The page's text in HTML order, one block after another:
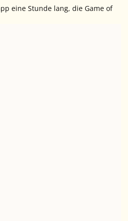
eine Stunde lang, die Game of